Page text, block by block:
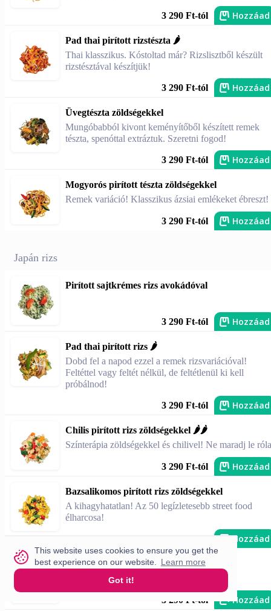
This website uses cookies to ensure you get the
best experience on our website.
Learn more
Got it!
3 290 Ft-tól Hozzáad
Pad thai pirított rizstészta 🌶️
Thai klasszikus. Kóstoltad már? Rizslisztből készült
rizstésztával készítjük!
3 290 Ft-tól Hozzáad
Üvegtészta zöldségekkel
Mungóbabból kivont keményítőből készített remek
tészta, spenóttal extráztuk. Szeretni fogod!
3 290 Ft-tól Hozzáad
Mogyorós pirított tészta zöldségekkel
Remek variáció! Klasszikus ázsiai emlékeket ébreszt!
3 290 Ft-tól Hozzáad
Japán rizs
Pirított sajtkrémes rizs avokádóval
3 290 Ft-tól Hozzáad
Pad thai pirított rizs 🌶️
Dobd fel a napod ezzel a remek rizsvariációval!
Feltéttel vagy feltét nélkül, de feltétlenül ki kell
próbálnod!
3 290 Ft-tól Hozzáad
Chilis pirított rizs zöldségekkel 🌶️🌶️
Színterápia zöldségekkel és chilivel! Ne maradj le
3 290 Ft-tól Hozzáad
Bazsalikomos pirított rizs zöldségekkel
A kihagyhatatlan! Az 50 legízletesebb street food
élharcosa!
Hozzáad
Pirított brokkolis, tojásos rizs
Pirított brokkolis, tojásos rizs
3 290 Ft-tól Hozzáad